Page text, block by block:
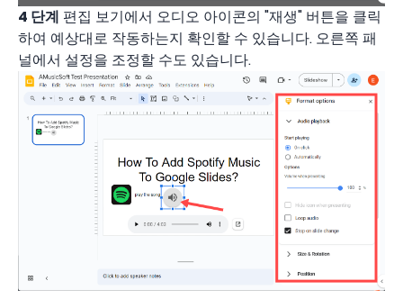
4 단계 편집 보기에서 오디오 아이콘의 "재생" 버튼을 클릭
하여 예상대로 작동하는지 확인할 수 있습니다. 오른쪽 패
널에서 설정을 조정할 수도 있습니다.